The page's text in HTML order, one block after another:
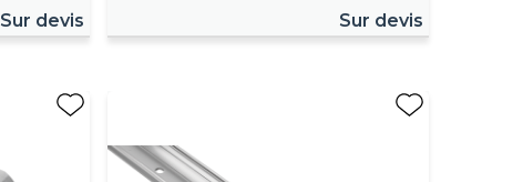
Sur devis Sur devis